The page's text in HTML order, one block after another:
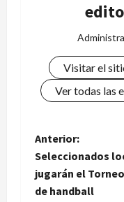
Visitar el
Ver todas las
N
a
Anterior:
Seleccionados
jugarán el
de handball